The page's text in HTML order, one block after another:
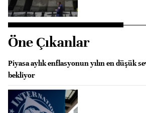
Öne Çıkanlar
Piyasa aylık enflasyonun yılın en düşük
bekliyor